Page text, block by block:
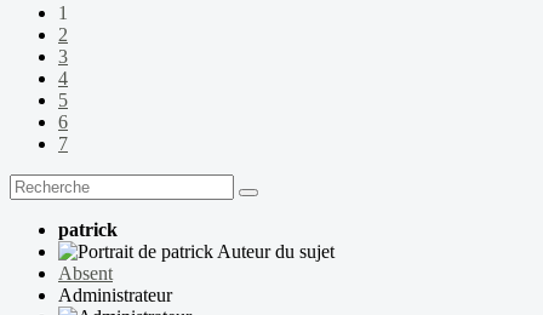
1
2
3
4
5
6
7
patrick
Auteur du sujet
Absent
Administrateur